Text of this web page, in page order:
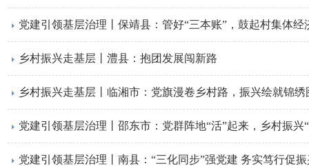
党建引领基层治理丨​保靖县：管好“三本账”，鼓起村集体经
​乡村振兴走基层丨澧县：抱团发展闯新路
乡村振兴走基层丨临湘市：党旗漫卷乡村路，振兴绘就锦绣
党建引领基层治理丨邵东市：党群阵地“活”起来，乡村振兴
党建引领基层治理丨南县：“三化同步”强党建 务实笃行促振